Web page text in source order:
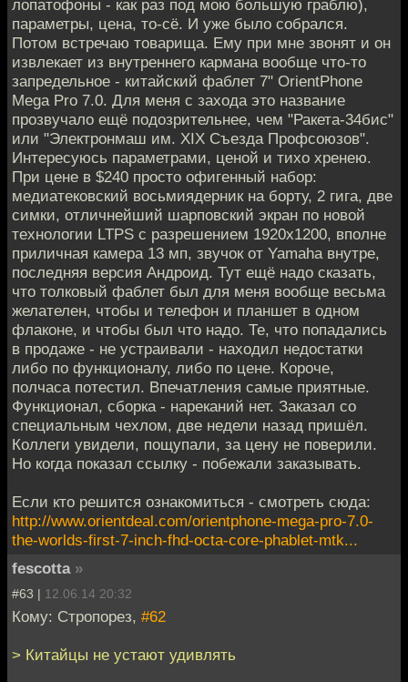
лопатофоны - как раз под мою большую граблю),
параметры, цена, то-сё. И уже было собрался.
Потом встречаю товарища. Ему при мне звонят и он
извлекает из внутреннего кармана вообще что-то
запредельное - китайский фаблет 7" OrientPhone
Mega Pro 7.0. Для меня с захода это название
прозвучало ещё подозрительнее, чем "Ракета-34бис"
или "Электронмаш им. XIX Съезда Профсоюзов".
Интересуюсь параметрами, ценой и тихо хренею.
При цене в $240 просто офигенный набор:
медиатековский восьмиядерник на борту, 2 гига, две
симки, отличнейший шарповский экран по новой
технологии LTPS с разрешением 1920х1200, вполне
приличная камера 13 мп, звучок от Yamaha внутре,
последняя версия Андроид. Тут ещё надо сказать,
что толковый фаблет был для меня вообще весьма
желателен, чтобы и телефон и планшет в одном
флаконе, и чтобы был что надо. Те, что попадались
в продаже - не устраивали - находил недостатки
либо по функционалу, либо по цене. Короче,
полчаса потестил. Впечатления самые приятные.
Функционал, сборка - нареканий нет. Заказал со
специальным чехлом, две недели назад пришёл.
Коллеги увидели, пощупали, за цену не поверили.
Но когда показал ссылку - побежали заказывать.
Если кто решится ознакомиться - смотреть сюда:
http://www.orientdeal.com/orientphone-mega-pro-7.0-
the-worlds-first-7-inch-fhd-octa-core-phablet-mtk...
fescotta »
#63 | 12.06.14 20:32
Кому: Стропорез, #62
> Китайцы не устают удивлять